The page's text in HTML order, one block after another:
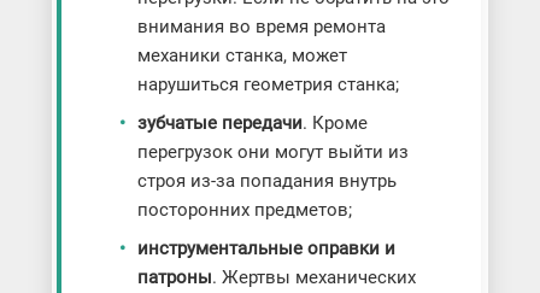
внимания во время ремонта
механики станка, может
нарушиться геометрия станка;
зубчатые передачи. Кроме
перегрузок они могут выйти из
строя из-за попадания внутрь
посторонних предметов;
инструментальные оправки и
патроны. Жертвы механических